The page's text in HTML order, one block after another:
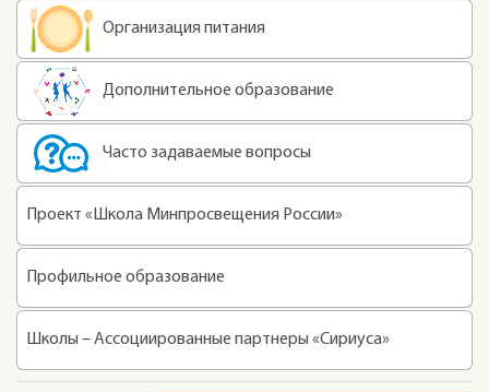
Организация питания
Дополнительное образование
Часто задаваемые вопросы
Проект «Школа Минпросвещения России»
Профильное образование
Школы – Ассоциированные партнеры «Сириуса»